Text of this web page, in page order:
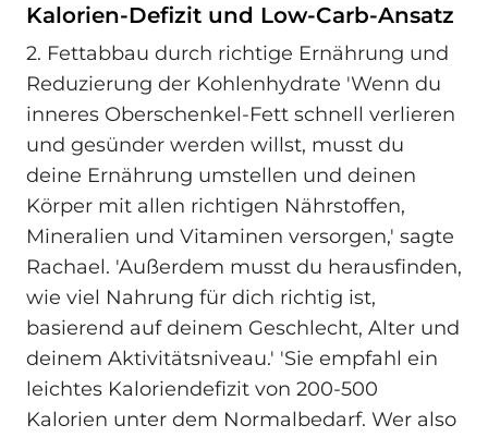
Kalorien-Defizit und Low-Carb-Ansatz
2. Fettabbau durch richtige Ernährung und
Reduzierung der Kohlenhydrate 'Wenn du
inneres Oberschenkel-Fett schnell verlieren
und gesünder werden willst, musst du
deine Ernährung umstellen und deinen
Körper mit allen richtigen Nährstoffen,
Mineralien und Vitaminen versorgen,' sagte
Rachael. 'Außerdem musst du herausfinden,
wie viel Nahrung für dich richtig ist,
basierend auf deinem Geschlecht, Alter und
deinem Aktivitätsniveau.' 'Sie empfahl ein
leichtes Kaloriendefizit von 200-500
Kalorien unter dem Normalbedarf. Wer also